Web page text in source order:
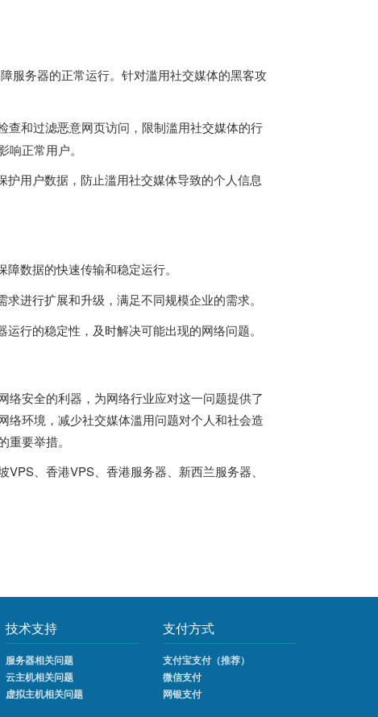
服务器的正常运行。针对滥用社交媒体的黑客攻
查和过滤恶意网页访问，限制滥用社交媒体的行
正常用户。
用户数据，防止滥用社交媒体导致的个人信息
数据的快速传输和稳定运行。
进行扩展和升级，满足不同规模企业的需求。
行的稳定性，及时解决可能出现的网络问题。
络安全的利器，为网络行业应对这一问题提供了
络环境，减少社交媒体滥用问题对个人和社会造
要举措。
VPS 香港VPS 香港服务器 新西兰服务器
技术支持
服务器相关问题
云主机相关问题
虚拟主机相关问题
支付方式
支付宝支付（推荐）
微信支付
网银支付